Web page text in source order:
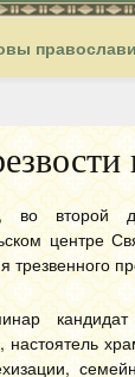
во второй
центре
трезвенного
кандидат
настоятель